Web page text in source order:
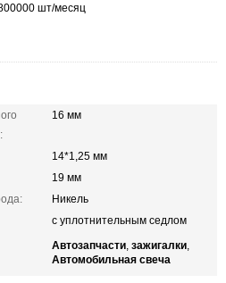
шт/месяц
16 мм
14*1,25 мм
19 мм
Никель
с уплотнительным седлом
Автозапчасти, зажигалки,
Автомобильная свеча